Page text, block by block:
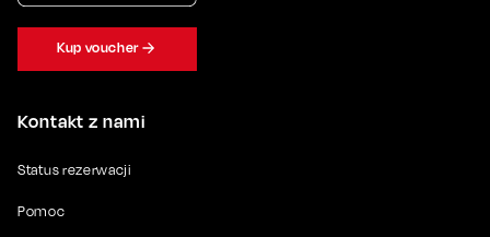
Kontakt z nami
Status rezerwacji
Pomoc
Kup voucher